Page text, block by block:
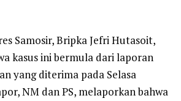
Samosir, Bripka Jefri Hutasoit,
kasus ini bermula dari laporan
yang diterima pada Selasa
NM dan PS, melaporkan bahwa